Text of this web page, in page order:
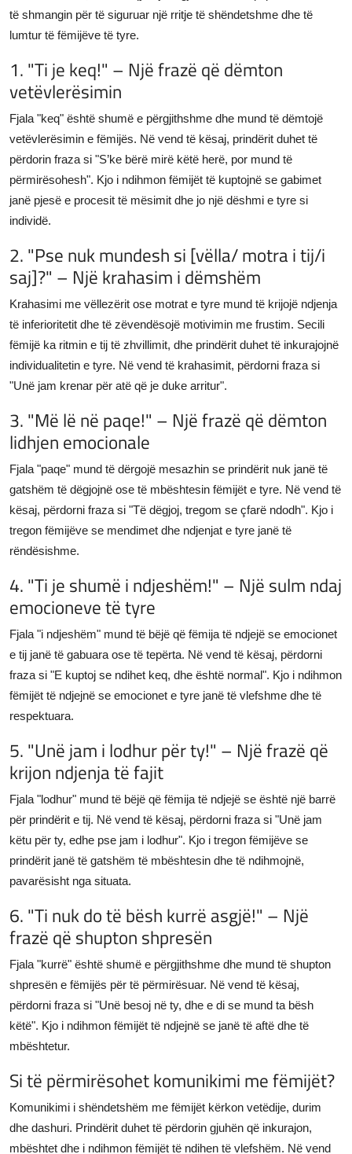
të shmangin për të siguruar një rritje të shëndetshme dhe të
lumtur të fëmijëve të tyre.
1. "Ti je keq!" – Një frazë që dëmton
vetëvlerësimin
Fjala "keq" është shumë e përgjithshme dhe mund të dëmtojë
vetëvlerësimin e fëmijës. Në vend të kësaj, prindërit duhet të
përdorin fraza si "S’ke bërë mirë këtë herë, por mund të
përmirësohesh". Kjo i ndihmon fëmijët të kuptojnë se gabimet
janë pjesë e procesit të mësimit dhe jo një dëshmi e tyre si
individë.
2. "Pse nuk mundesh si [vëlla/ motra i tij/i
saj]?" – Një krahasim i dëmshëm
Krahasimi me vëllezërit ose motrat e tyre mund të krijojë ndjenja
të inferioritetit dhe të zëvendësojë motivimin me frustim. Secili
fëmijë ka ritmin e tij të zhvillimit, dhe prindërit duhet të inkurajojnë
individualitetin e tyre. Në vend të krahasimit, përdorni fraza si
"Unë jam krenar për atë që je duke arritur".
3. "Më lë në paqe!" – Një frazë që dëmton
lidhjen emocionale
Fjala "paqe" mund të dërgojë mesazhin se prindërit nuk janë të
gatshëm të dëgjojnë ose të mbështesin fëmijët e tyre. Në vend të
kësaj, përdorni fraza si "Të dëgjoj, tregom se çfarë ndodh". Kjo i
tregon fëmijëve se mendimet dhe ndjenjat e tyre janë të
rëndësishme.
4. "Ti je shumë i ndjeshëm!" – Një sulm ndaj
emocioneve të tyre
Fjala "i ndjeshëm" mund të bëjë që fëmija të ndjejë se emocionet
e tij janë të gabuara ose të tepërta. Në vend të kësaj, përdorni
fraza si "E kuptoj se ndihet keq, dhe është normal". Kjo i ndihmon
fëmijët të ndjejnë se emocionet e tyre janë të vlefshme dhe të
respektuara.
5. "Unë jam i lodhur për ty!" – Një frazë që
krijon ndjenja të fajit
Fjala "lodhur" mund të bëjë që fëmija të ndjejë se është një barrë
për prindërit e tij. Në vend të kësaj, përdorni fraza si "Unë jam
këtu për ty, edhe pse jam i lodhur". Kjo i tregon fëmijëve se
prindërit janë të gatshëm të mbështesin dhe të ndihmojnë,
pavarësisht nga situata.
6. "Ti nuk do të bësh kurrë asgjë!" – Një
frazë që shupton shpresën
Fjala "kurrë" është shumë e përgjithshme dhe mund të shupton
shpresën e fëmijës për të përmirësuar. Në vend të kësaj,
përdorni fraza si "Unë besoj në ty, dhe e di se mund ta bësh
këtë". Kjo i ndihmon fëmijët të ndjejnë se janë të aftë dhe të
mbështetur.
Si të përmirësohet komunikimi me fëmijët?
Komunikimi i shëndetshëm me fëmijët kërkon vetëdije, durim
dhe dashuri. Prindërit duhet të përdorin gjuhën që inkurajon,
mbështet dhe i ndihmon fëmijët të ndihen të vlefshëm. Në vend